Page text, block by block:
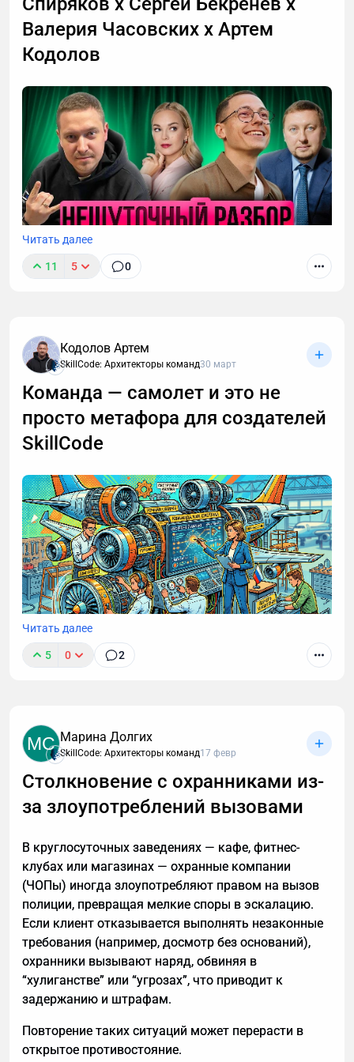
Валерия Часовских х Артем
Кодолов
Читать далее
11 5 0
Кодолов Артем
SkillCode: Архитекторы команд30 март
Команда — самолет и это не
просто метафора для создателей
SkillCode
Сильная команда не возникает автоматически из
ролей, дефицитов и точек усиления. Разбираем, как
инженерная логика легла в основу системного
подхода к командам и почему движение нельзя
начинать, пока не понятны ключевые параметры
всей конструкции.
Читать далее
5 0 2
MC Марина Долгих
SkillCode: Архитекторы команд17 февр
Столкновение с охранниками из-
за злоупотреблений вызовами
В круглосуточных заведениях — кафе, фитнес-
клубах или магазинах — охранные компании
(ЧОПы) иногда злоупотребляют правом на вызов
полиции, превращая мелкие споры в эскалацию.
Если клиент отказывается выполнять незаконные
требования (например, досмотр без оснований),
охранники вызывают наряд, обвиняя в
“хулиганстве” или “угрозах”, что приводит к
задержанию и штрафам.
Повторение таких ситуаций может перерасти в
открытое противостояние.